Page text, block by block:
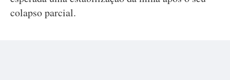
colapso parcial.